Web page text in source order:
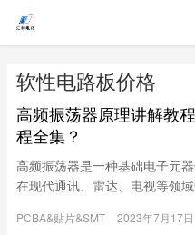
软性电路板价格
高频振荡器原理讲解教
程全集？
高频振荡器是一种基础电子元
在现代通讯、雷达、电视等领
细讲解。首先，我们需要了解高
PCBA&贴片&SMT 2023年7月17日